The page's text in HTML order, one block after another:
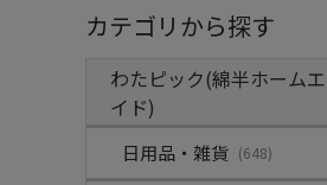
カテゴリから探す
わたピック(綿半ホームエ
イド)
日用品・雑貨 (648)